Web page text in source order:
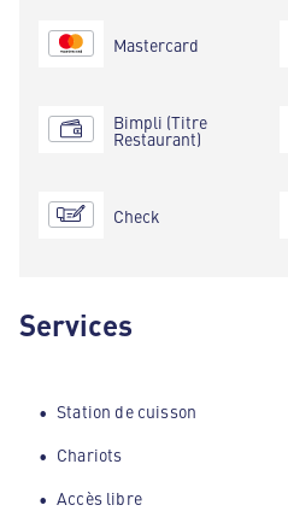
Mastercard
Bimpli (Titre
Restaurant)
Check
Services
Station de cuisson
Chariots
Accès libre